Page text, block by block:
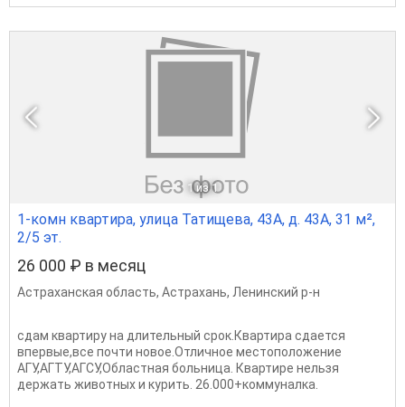
1 из 1
1-комн квартира, улица Татищева, 43А, д. 43А, 31 м²,
2/5 эт.
26 000 ₽ в месяц
Астраханская область, Астрахань, Ленинский р-н
сдам квартиру на длительный срок.Квартира сдается
впервые,все почти новое.Отличное местоположение
АГУ,АГТУ,АГСУ,Областная больница. Квартире нельзя
держать животных и курить. 26.000+коммуналка.